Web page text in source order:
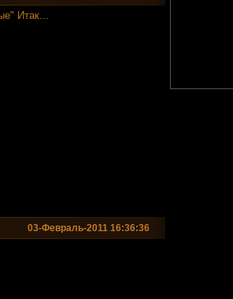
Итак...
03-Февраль-2011 16:36:36